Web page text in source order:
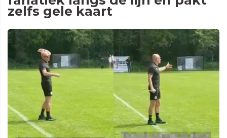
zelfs gele kaart